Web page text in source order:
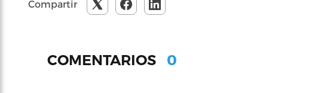
Compartir
COMENTARIOS 0